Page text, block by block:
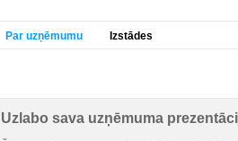
Par uzņēmumu Izstādes
Uzlabo sava uzņēmuma